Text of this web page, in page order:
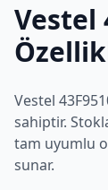
Vestel
Vestel
sahiptir.
tam uyumlu
sunar.